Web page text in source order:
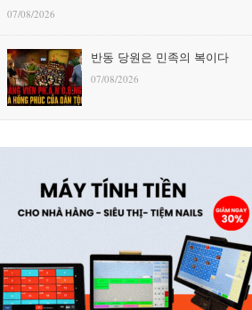
07/08/2026
반동 당원은 민족의 복이다
07/08/2026